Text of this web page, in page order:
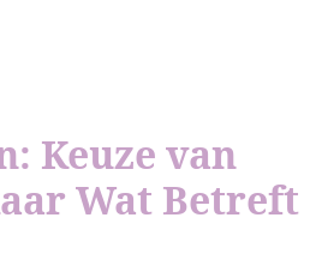
Keuze van
Wat Betreft